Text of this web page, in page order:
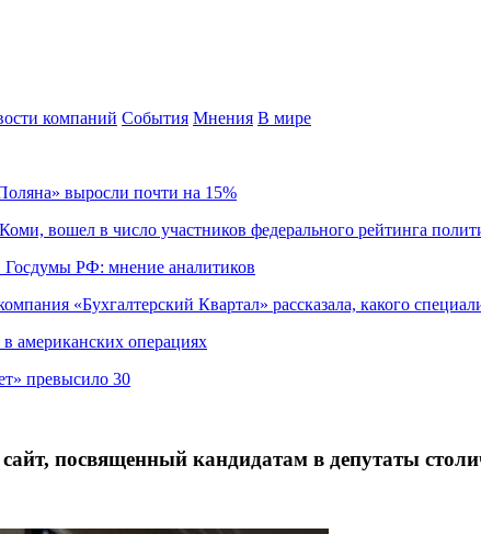
компаний События Мнения В мире
выросли почти на 15%
вошел в число участников федерального рейтинга
Госдумы РФ: мнение аналитиков
«Бухгалтерский Квартал» рассказала, какого
американских операциях
превысило 30
посвященный кандидатам в депутаты